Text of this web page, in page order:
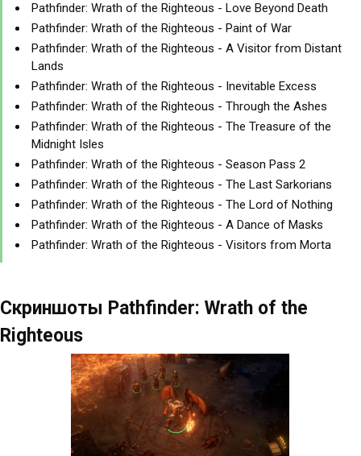
Pathfinder: Wrath of the Righteous - Love Beyond Death
Pathfinder: Wrath of the Righteous - Paint of War
Pathfinder: Wrath of the Righteous - A Visitor from Distant
Lands
Pathfinder: Wrath of the Righteous - Inevitable Excess
Pathfinder: Wrath of the Righteous - Through the Ashes
Pathfinder: Wrath of the Righteous - The Treasure of the
Midnight Isles
Pathfinder: Wrath of the Righteous - Season Pass 2
Pathfinder: Wrath of the Righteous - The Last Sarkorians
Pathfinder: Wrath of the Righteous - The Lord of Nothing
Pathfinder: Wrath of the Righteous - A Dance of Masks
Pathfinder: Wrath of the Righteous - Visitors from Morta
Скриншоты Pathfinder: Wrath of the
Righteous